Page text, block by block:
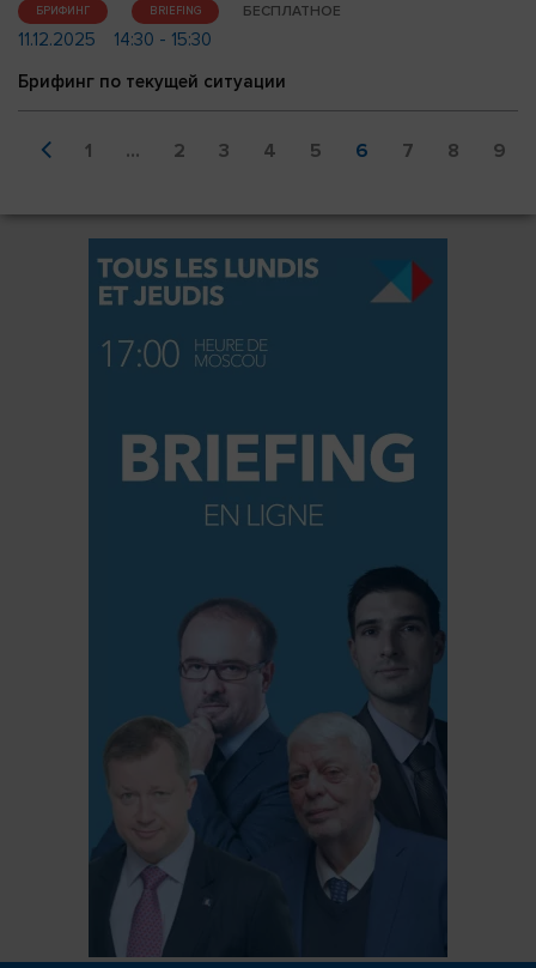
БРИФИНГ BRIEFING БЕСПЛАТНОЕ
11.12.2025
14:30 - 15:30
Брифинг по текущей ситуации
1 ... 2 3 4 5 6 7 8 9